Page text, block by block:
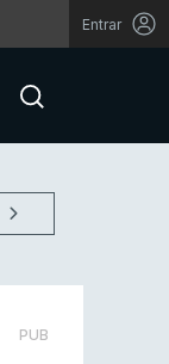
Entrar
PUB